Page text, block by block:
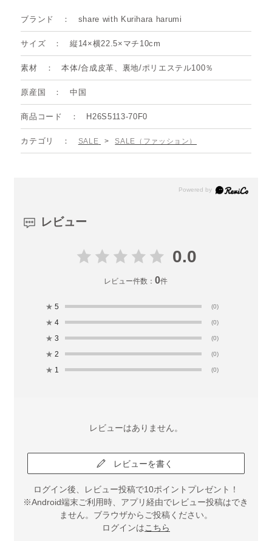
ブランド share with Kurihara harumi
サイズ 縦14×横22.5×マチ10cm
素材 本体/合成皮革、裏地/ポリエステル100％
原産国 中国
商品コード H26S5113-70F0
カテゴリ SALE > SALE（ファッション）
レビュー
0.0
レビュー件数：0件
★ 5 (0)
★ 4 (0)
★ 3 (0)
★ 2 (0)
★ 1 (0)
レビューはありません。
レビューを書く
ログイン後、レビュー投稿で10ポイントプレゼント！
※Android端末ご利用時、アプリ経由でレビュー投稿はでき
ません。ブラウザからご投稿ください。
ログインはこちら